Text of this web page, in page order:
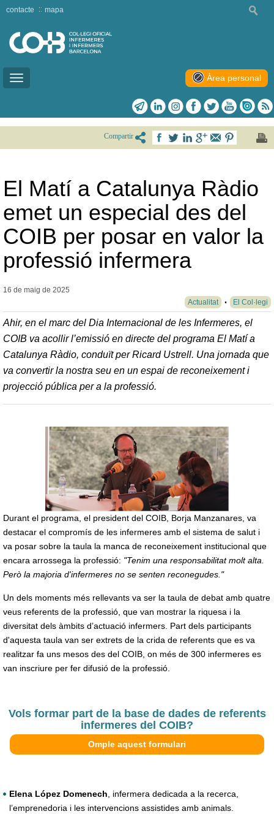
Toggle
contacte mapa
Àrea personal
Compartir
El Matí a Catalunya Ràdio
emet un especial des del
COIB per posar en valor la
professió infermera
16 de maig de 2025
Actualitat
El Col·legi
Ahir, en el marc del Dia Internacional de les Infermeres, el
COIB va acollir l’emissió en directe del programa El Matí a
Catalunya Ràdio, conduït per Ricard Ustrell. Una jornada que
va convertir la nostra seu en un espai de reconeixement i
projecció pública per a la professió.
Durant el programa, el president del COIB, Borja Manzanares, va
destacar el compromís de les infermeres amb el sistema de salut i
va posar sobre la taula la manca de reconeixement institucional que
encara arrossega la professió: "Tenim una responsabilitat molt alta.
Però la majoria d'infermeres no se senten reconegudes."
Un dels moments més rellevants va ser la taula de debat amb quatre
veus referents de la professió, que van mostrar la riquesa i la
diversitat dels àmbits d’actuació infermers. Part dels participants
d'aquesta taula van ser extrets de la crida de referents que es va
realitzar fa uns mesos des del COIB, on més de 300 infermeres es
van inscriure per fer difusió de la professió.
Vols formar part de la base de dades de referents
infermeres del COIB?
Omple aquest formulari
Elena López Domenech, infermera dedicada a la recerca,
l’emprenedoria i les intervencions assistides amb animals.